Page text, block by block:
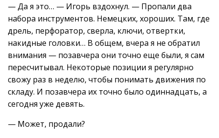
— Да я это… — Игорь вздохнул. — Пропали два
набора инструментов. Немецких, хороших. Там, где
дрель, перфоратор, сверла, ключи, отвертки,
накидные головки… В общем, вчера я не обратил
внимания — позавчера они точно еще были, я сам
пересчитывал. Некоторые позиции я регулярно
свожу раз в неделю, чтобы понимать движения по
складу. И позавчера их точно было одиннадцать, а
сегодня уже девять.
— Может, продали?